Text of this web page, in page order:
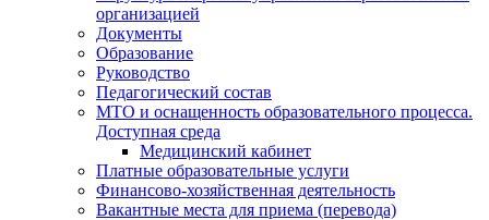
организацией
Документы
Образование
Руководство
Педагогический состав
МТО и оснащенность образовательного процесса.
Доступная среда
Медицинский кабинет
Платные образовательные услуги
Финансово-хозяйственная деятельность
Вакантные места для приема (перевода)